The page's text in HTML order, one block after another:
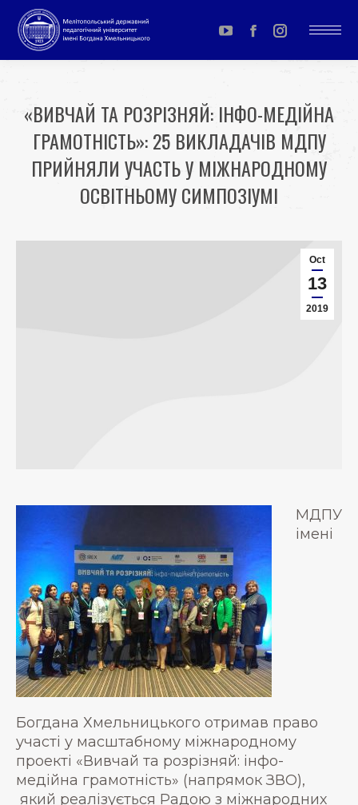
YouTube
page
in
new
window
Facebook
page
in
new
window
Instagram
page
in
new
window
«ВИВЧАЙ ТА РОЗРІЗНЯЙ: ІНФО-МЕДІЙНА
ГРАМОТНІСТЬ»: 25 ВИКЛАДАЧІВ МДПУ
ПРИЙНЯЛИ УЧАСТЬ У МІЖНАРОДНОМУ
ОСВІТНЬОМУ СИМПОЗІУМІ
Oct
13
2019
МДПУ
імені
Богдана Хмельницького отримав право
участі у масштабному міжнародному
проекті «Вивчай та розрізняй: інфо-
медійна грамотність» (напрямок ЗВО),
який реалізується Радою з міжнародних